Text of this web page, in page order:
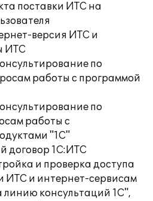
поставки ИТС на
версия ИТС и
ИТС
по
работы с программой
по
работы с
"1С"
договор 1С:ИТС
и проверка доступа
ИТС и интернет-сервисам
линию консультаций 1С",